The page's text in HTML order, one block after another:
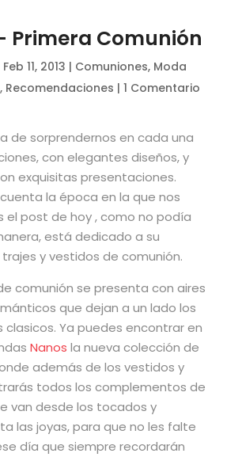
Primera Comunión
Feb 11, 2013 | Comuniones, Moda
, Recomendaciones | 1 Comentario
de sorprendernos en cada una
con elegantes diseños, y
exquisitas presentaciones.
la época en la que nos
el post de hoy , como no podía
está dedicado a su
y vestidos de comunión.
comunión se presenta con aires
que dejan a un lado los
clasicos. Ya puedes encontrar en
Nanos la nueva colección de
además de los vestidos y
todos los complementos de
van desde los tocados y
las joyas, para que no les falte
día que siempre recordarán